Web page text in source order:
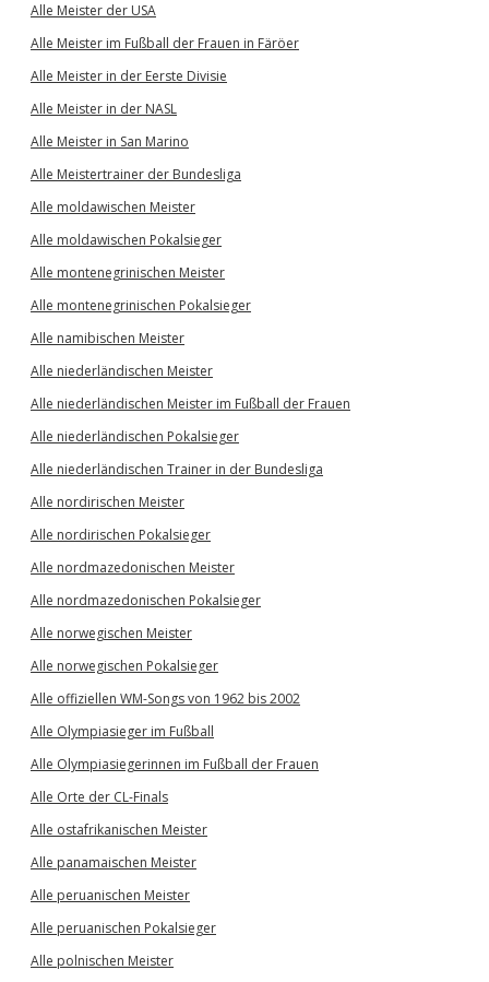
Alle Meister der USA
Alle Meister im Fußball der Frauen in Färöer
Alle Meister in der Eerste Divisie
Alle Meister in der NASL
Alle Meister in San Marino
Alle Meistertrainer der Bundesliga
Alle moldawischen Meister
Alle moldawischen Pokalsieger
Alle montenegrinischen Meister
Alle montenegrinischen Pokalsieger
Alle namibischen Meister
Alle niederländischen Meister
Alle niederländischen Meister im Fußball der Frauen
Alle niederländischen Pokalsieger
Alle niederländischen Trainer in der Bundesliga
Alle nordirischen Meister
Alle nordirischen Pokalsieger
Alle nordmazedonischen Meister
Alle nordmazedonischen Pokalsieger
Alle norwegischen Meister
Alle norwegischen Pokalsieger
Alle offiziellen WM-Songs von 1962 bis 2002
Alle Olympiasieger im Fußball
Alle Olympiasiegerinnen im Fußball der Frauen
Alle Orte der CL-Finals
Alle ostafrikanischen Meister
Alle panamaischen Meister
Alle peruanischen Meister
Alle peruanischen Pokalsieger
Alle polnischen Meister